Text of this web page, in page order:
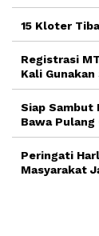
15 Kloter
Registrasi
Kali
Siap Sambut
Bawa Pulang
Peringati
Masyarakat